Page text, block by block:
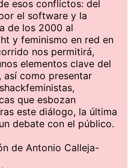
esos conflictos: del
el software y la
de los 2000 al
y feminismo en red en
nos permitirá,
elementos clave del
como presentar
que esbozan
este diálogo, la última
debate con el público.
de Antonio Calleja-